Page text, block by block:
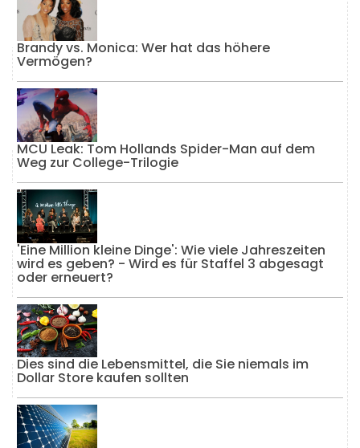
Brandy vs. Monica: Wer hat das höhere
Vermögen?
MCU Leak: Tom Hollands Spider-Man auf dem
Weg zur College-Trilogie
'Eine Million kleine Dinge': Wie viele Jahreszeiten
wird es geben? - Wird es für Staffel 3 abgesagt
oder erneuert?
Dies sind die Lebensmittel, die Sie niemals im
Dollar Store kaufen sollten